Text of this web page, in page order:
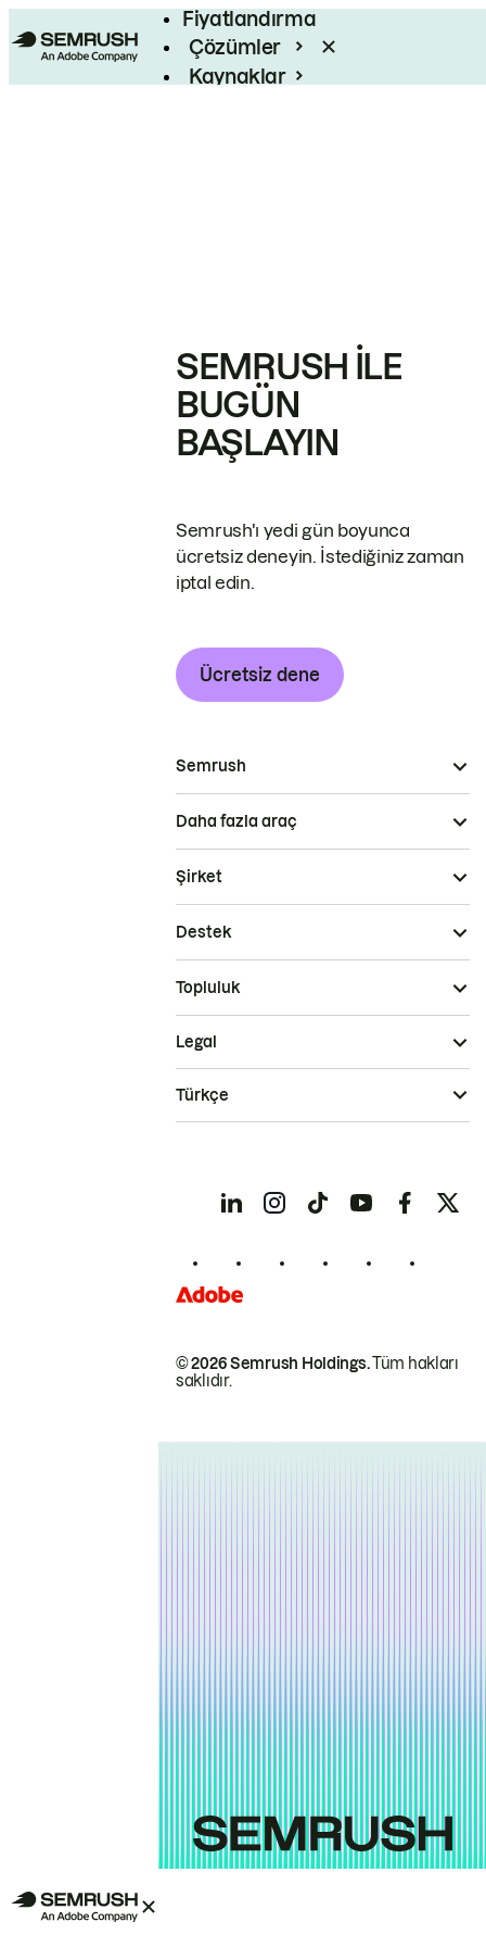
Fiyatlandırma
Çözümler
Kaynaklar
SEMRUSH ILE
BUGÜN
BAŞLAYIN
Semrush'ı yedi gün boyunca
ücretsiz deneyin. İstediğiniz zaman
iptal edin.
Ücretsiz dene
Semrush
Daha fazla araç
Şirket
Destek
Topluluk
© 2026 Semrush Holdings.Tüm hakları
saklıdır.
Legal
Türkçe